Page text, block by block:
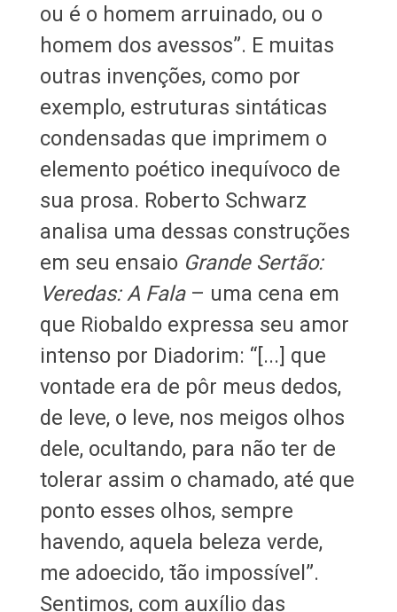
ou é o homem arruinado, ou o
homem dos avessos”. E muitas
outras invenções, como por
exemplo, estruturas sintáticas
condensadas que imprimem o
elemento poético inequívoco de
sua prosa. Roberto Schwarz
analisa uma dessas construções
em seu ensaio Grande Sertão:
Veredas: A Fala – uma cena em
que Riobaldo expressa seu amor
intenso por Diadorim: “[...] que
vontade era de pôr meus dedos,
de leve, o leve, nos meigos olhos
dele, ocultando, para não ter de
tolerar assim o chamado, até que
ponto esses olhos, sempre
havendo, aquela beleza verde,
me adoecido, tão impossível”.
Sentimos, com auxílio das